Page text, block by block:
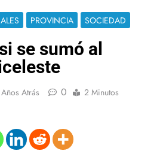
PROVINCIA SOCIEDAD
se sumó al
Atrás 0 2 Minutos